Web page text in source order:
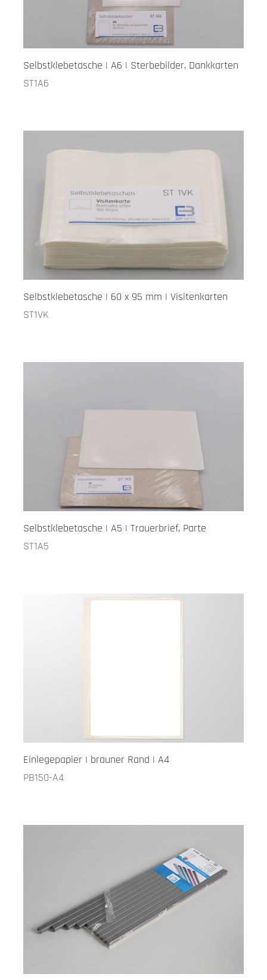
Selbstklebetasche | A6 | Sterbebilder, Dankkarten
ST1A6
Selbstklebetasche | 60 x 95 mm | Visitenkarten
ST1VK
Selbstklebetasche | A5 | Trauerbrief, Parte
ST1A5
Einlegepapier | brauner Rand | A4
PB150-A4